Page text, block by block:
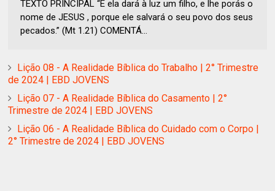
TEXTO PRINCIPAL “E ela dará à luz um filho, e lhe porás o
nome de JESUS , porque ele salvará o seu povo dos seus
pecados.” (Mt 1.21) COMENTÁ...
Lição 08 - A Realidade Bíblica do Trabalho | 2° Trimestre
de 2024 | EBD JOVENS
Lição 07 - A Realidade Bíblica do Casamento | 2°
Trimestre de 2024 | EBD JOVENS
Lição 06 - A Realidade Bíblica do Cuidado com o Corpo |
2° Trimestre de 2024 | EBD JOVENS